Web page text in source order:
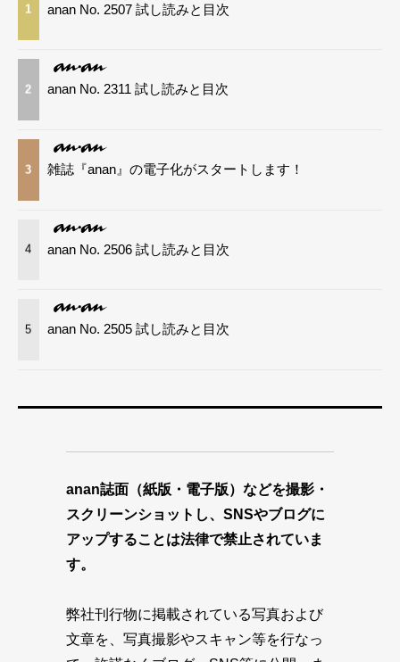
1 anan No. 2507 試し読みと目次
2 anan No. 2311 試し読みと目次
3 雑誌『anan』の電子化がスタートします！
4 anan No. 2506 試し読みと目次
5 anan No. 2505 試し読みと目次
anan誌面（紙版・電子版）などを撮影・
スクリーンショットし、SNSやブログに
アップすることは法律で禁止されていま
す。
弊社刊行物に掲載されている写真および
文章を、写真撮影やスキャン等を行なっ